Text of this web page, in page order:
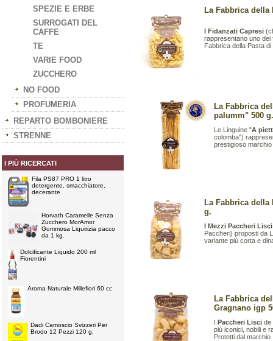
SPEZIE E ERBE
SURROGATI DEL
CAFFE
TE
VARIE FOOD
ZUCCHERO
NO FOOD
PROFUMERIA
REPARTO BOMBONIERE
STRENNE
I PIÙ RICERCATI
Fila PS87 PRO 1 litro
detergente, smacchiatore,
decerante
Horvath Caramelle Senza
Zucchero MorAmor
Gommosa Liquirizia pacco
da 1 kg.
Dolcificante Liquido 200 ml
Fiorentini
Aroma Naturale Millefiori 60 cc
Dadi Camoscio Svizzeri Per
Brodo 12 Pezzi 120 g.
La Fabbrica della
I Fidanzati Capresi
rappresentano uno dei
Fabbrica della Pasta
La Fabbrica
palumm" 500 g.
Le Linguine "A
colomba")
prestigioso
La Fabbrica
g.
I Mezzi Paccheri Lisci
Paccheri) proposti da
variante più corta e
La Fabbrica
Gragnano igp
I Paccheri Lisci de
più iconici, nobili e
Protetti dal